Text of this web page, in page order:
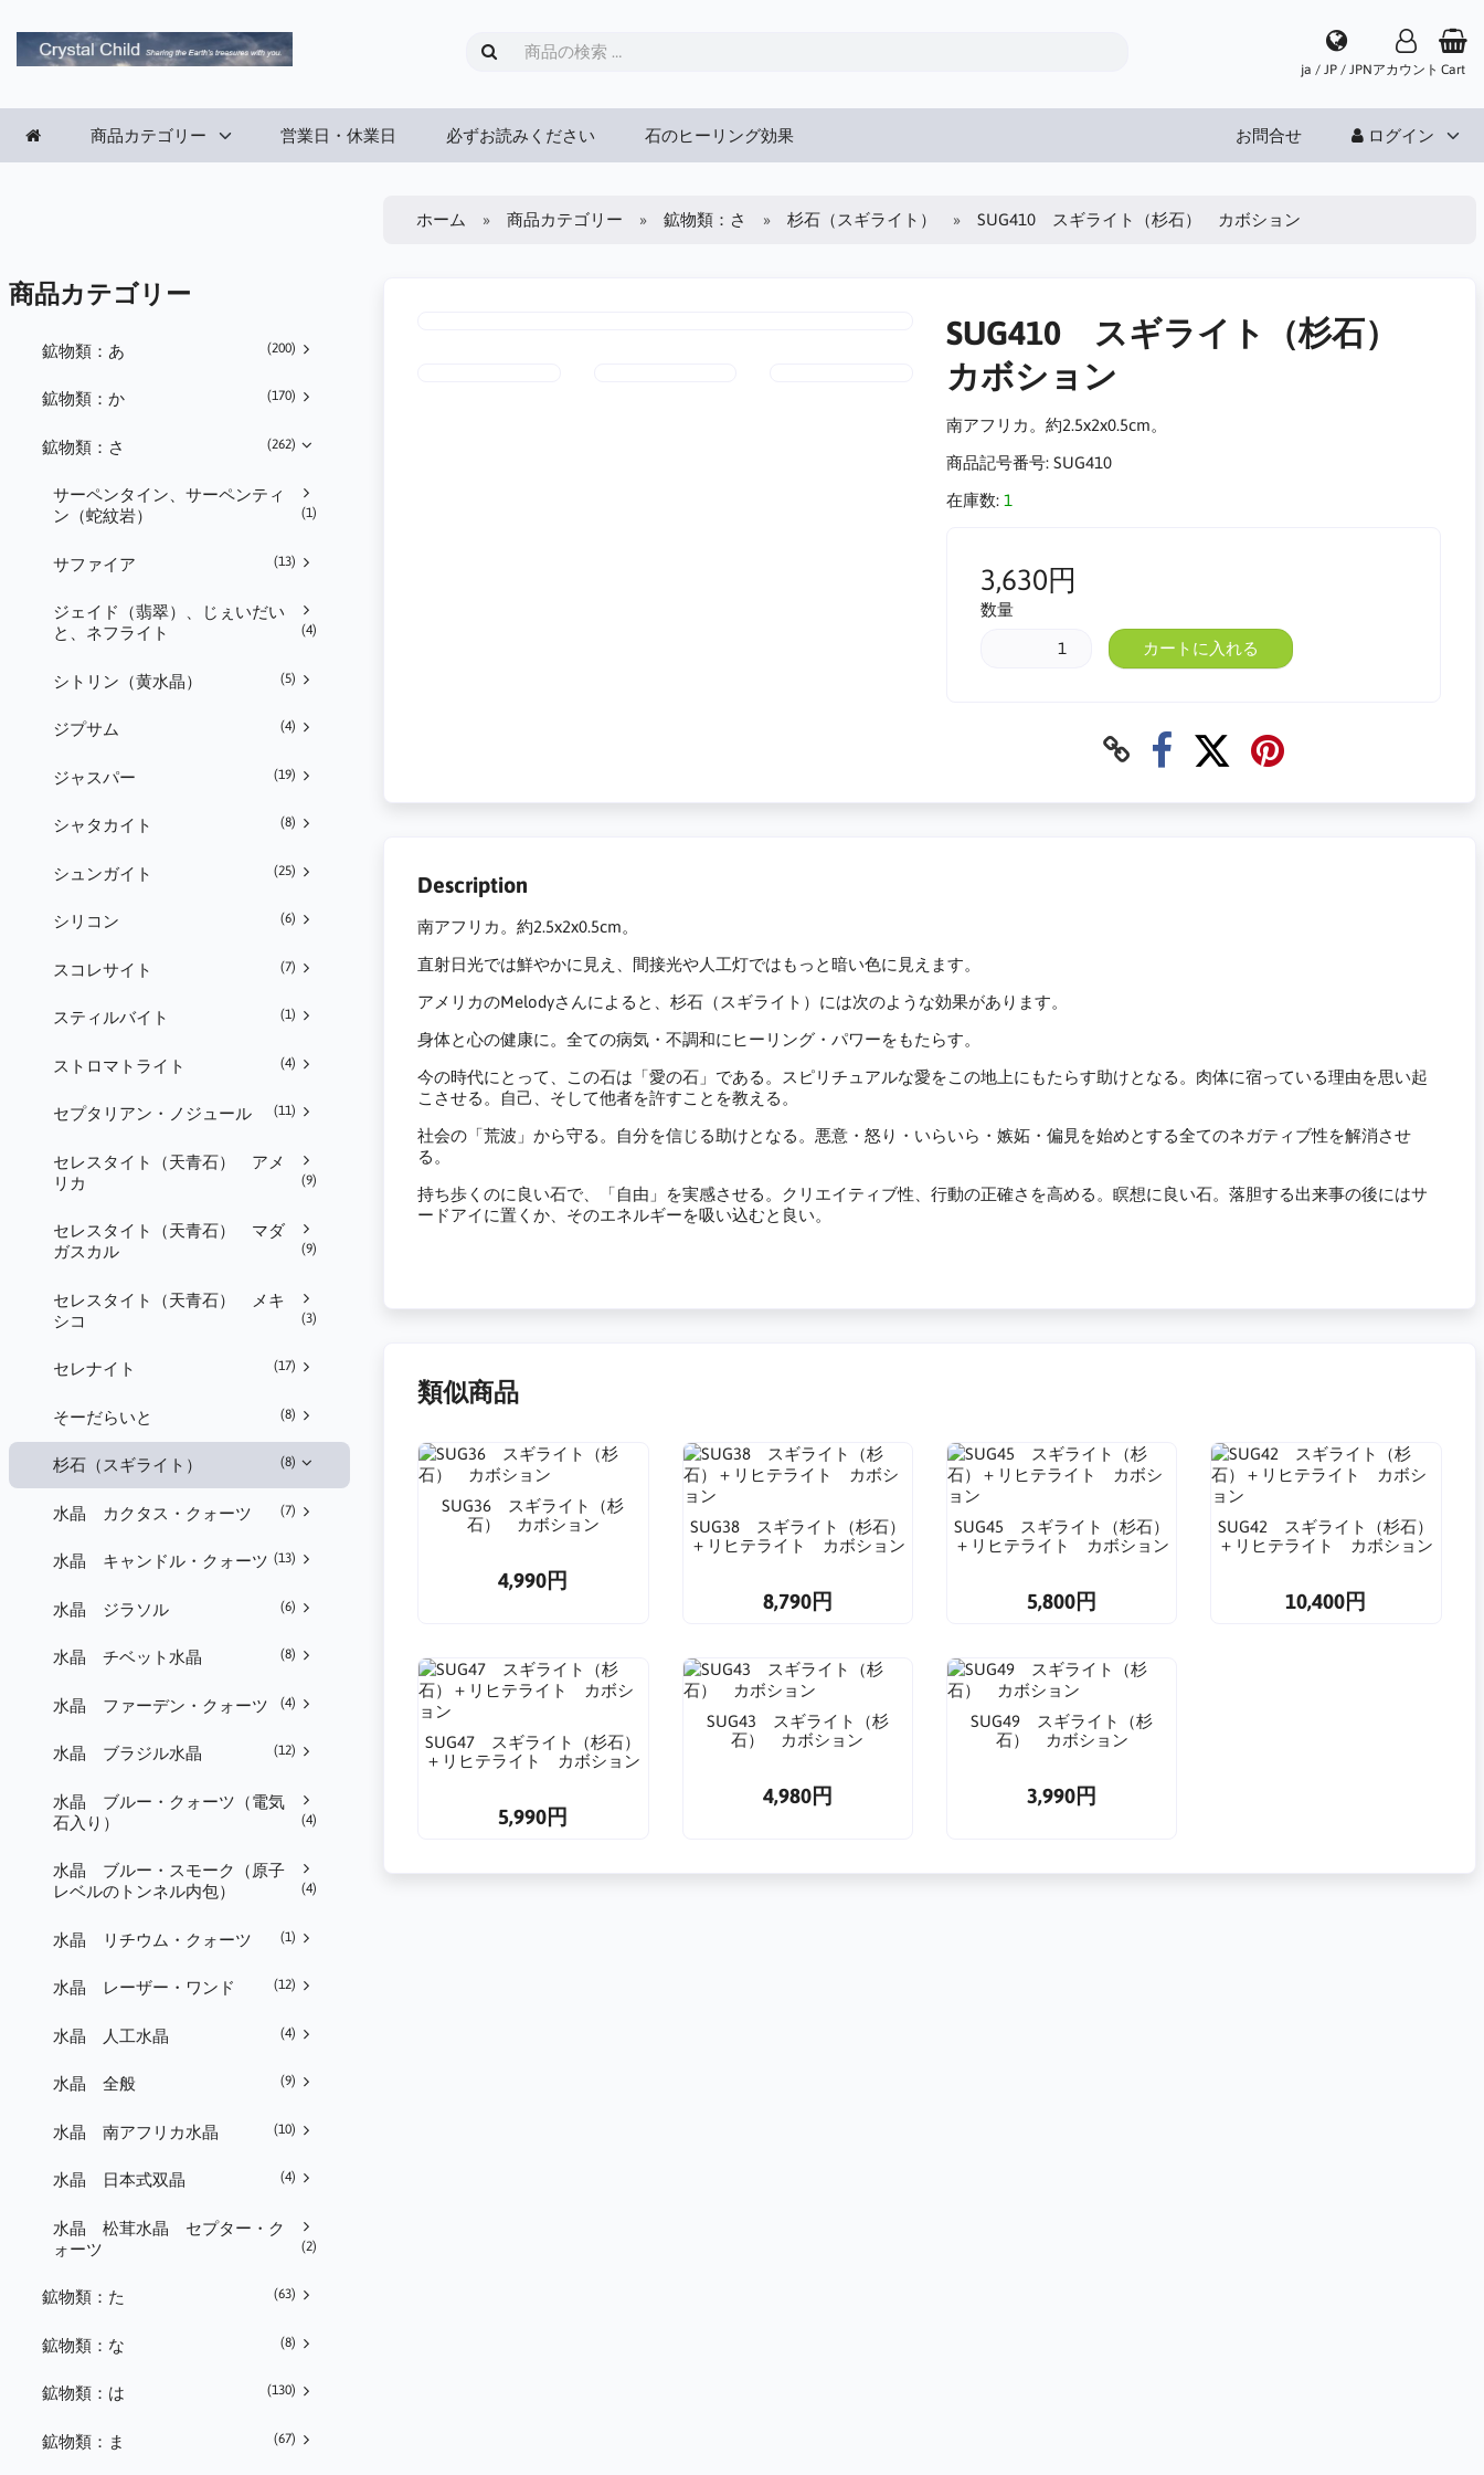
ja / JP / JPNアカウント Cart
商品カテゴリー 営業日・休業日 必ずお読みください 石のヒーリング効果 お問合せ ログイン
商品カテゴリー
鉱物類：あ (200)
鉱物類：か (170)
鉱物類：さ (262)
サーペンタイン、サーペンティ
ン（蛇紋岩）
(1)
サファイア (13)
ジェイド（翡翠）、じぇいだい
と、ネフライト
(4)
シトリン（黄水晶） (5)
ジプサム (4)
ジャスパー (19)
シャタカイト (8)
シュンガイト (25)
シリコン (6)
スコレサイト (7)
スティルバイト (1)
ストロマトライト (4)
セプタリアン・ノジュール (11)
セレスタイト（天青石） アメ
リカ
(9)
セレスタイト（天青石） マダ
ガスカル
(9)
セレスタイト（天青石） メキ
シコ
(3)
セレナイト (17)
そーだらいと (8)
杉石（スギライト） (8)
水晶 カクタス・クォーツ (7)
水晶 キャンドル・クォーツ (13)
水晶 ジラソル (6)
水晶 チベット水晶 (8)
水晶 ファーデン・クォーツ (4)
水晶 ブラジル水晶 (12)
水晶 ブルー・クォーツ（電気
石入り）
(4)
水晶 ブルー・スモーク（原子
レベルのトンネル内包）
(4)
水晶 リチウム・クォーツ (1)
水晶 レーザー・ワンド (12)
水晶 人工水晶 (4)
水晶 全般 (9)
水晶 南アフリカ水晶 (10)
水晶 日本式双晶 (4)
水晶 松茸水晶 セプター・ク
ォーツ
(2)
鉱物類：た (63)
鉱物類：な (8)
鉱物類：は (130)
鉱物類：ま (67)
ホーム 商品カテゴリー 鉱物類：さ 杉石（スギライト） SUG410 スギライト（杉石） カボション
SUG410 スギライト（杉石）
カボション
南アフリカ。約2.5x2x0.5cm。
商品記号番号: SUG410
在庫数: 1
3,630円
数量
カートに入れる
Description
南アフリカ。約2.5x2x0.5cm。
直射日光では鮮やかに見え、間接光や人工灯ではもっと暗い色に見えます。
アメリカのMelodyさんによると、杉石（スギライト）には次のような効果があります。
身体と心の健康に。全ての病気・不調和にヒーリング・パワーをもたらす。
今の時代にとって、この石は「愛の石」である。スピリチュアルな愛をこの地上にもたらす助けとなる。肉体に宿っている理由を思い起
こさせる。自己、そして他者を許すことを教える。
社会の「荒波」から守る。自分を信じる助けとなる。悪意・怒り・いらいら・嫉妬・偏見を始めとする全てのネガティブ性を解消させ
る。
持ち歩くのに良い石で、「自由」を実感させる。クリエイティブ性、行動の正確さを高める。瞑想に良い石。落胆する出来事の後にはサ
ードアイに置くか、そのエネルギーを吸い込むと良い。
類似商品
SUG36 スギライト（杉
石） カボション
4,990円
SUG38 スギライト（杉石）
＋リヒテライト カボション
8,790円
SUG45 スギライト（杉石）
＋リヒテライト カボション
5,800円
SUG42 スギライト（杉石）
＋リヒテライト カボション
10,400円
SUG47 スギライト（杉石）
＋リヒテライト カボション
5,990円
SUG43 スギライト（杉
石） カボション
4,980円
SUG49 スギライト（杉
石） カボション
3,990円